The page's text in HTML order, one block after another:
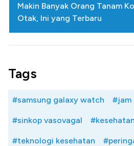
Makin Banyak Orang Tanam
Otak, Ini yang Terbaru
Tags
#samsung galaxy watch #jam
#sinkop vasovagal #kesehatan
#teknologi kesehatan